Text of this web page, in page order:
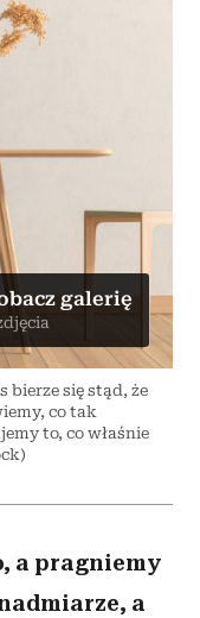
bierze się stąd, że
co tak
to, co właśnie
galerię
a pragniemy
a